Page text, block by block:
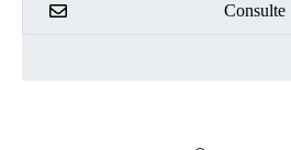
Consulte